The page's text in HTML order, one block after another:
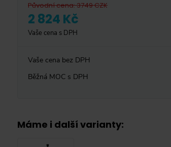
Původní cena:3749CZK
2 824 Kč
Vaše cena s DPH
Vaše cena bez DPH
Běžná MOC s DPH
Máme i další varianty: